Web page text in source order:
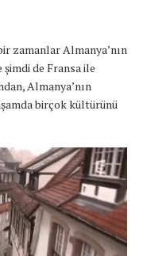
zamanlar Almanya’nın
de Fransa ile
Almanya’nın
birçok kültürünü